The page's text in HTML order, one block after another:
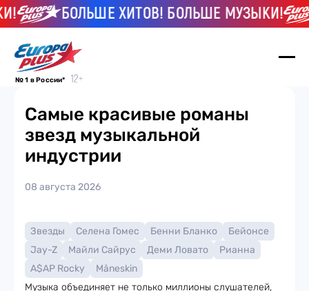
БОЛЬШЕ ХИТОВ! БОЛЬШЕ МУЗЫКИ!
№ 1 в России*
Самые красивые романы
звезд музыкальной
индустрии
08 августа 2026
Звезды Селена Гомес Бенни Бланко
Бейонсе
Jay-Z
Майли Сайрус Деми Ловато
Рианна
A$AP Rocky
Måneskin
Музыка объединяет не только миллионы слушателей,